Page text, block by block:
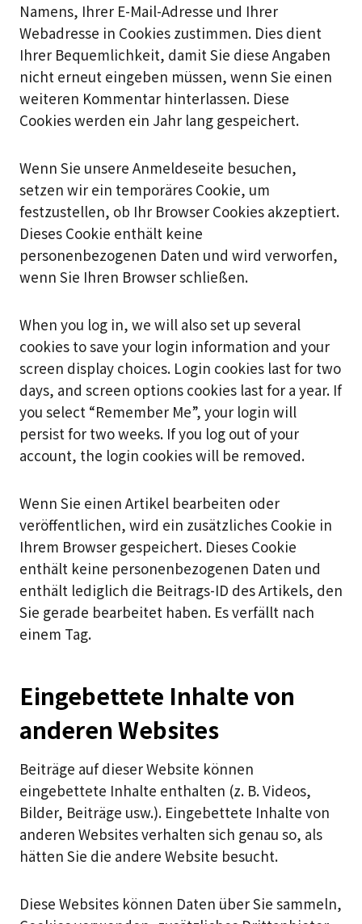
Namens, Ihrer E-Mail-Adresse und Ihrer
Webadresse in Cookies zustimmen. Dies dient
Ihrer Bequemlichkeit, damit Sie diese Angaben
nicht erneut eingeben müssen, wenn Sie einen
weiteren Kommentar hinterlassen. Diese
Cookies werden ein Jahr lang gespeichert.
Wenn Sie unsere Anmeldeseite besuchen,
setzen wir ein temporäres Cookie, um
festzustellen, ob Ihr Browser Cookies akzeptiert.
Dieses Cookie enthält keine
personenbezogenen Daten und wird verworfen,
wenn Sie Ihren Browser schließen.
When you log in, we will also set up several
cookies to save your login information and your
screen display choices. Login cookies last for two
days, and screen options cookies last for a year. If
you select “Remember Me”, your login will
persist for two weeks. If you log out of your
account, the login cookies will be removed.
Wenn Sie einen Artikel bearbeiten oder
veröffentlichen, wird ein zusätzliches Cookie in
Ihrem Browser gespeichert. Dieses Cookie
enthält keine personenbezogenen Daten und
enthält lediglich die Beitrags-ID des Artikels, den
Sie gerade bearbeitet haben. Es verfällt nach
einem Tag.
Eingebettete Inhalte von
anderen Websites
Beiträge auf dieser Website können
eingebettete Inhalte enthalten (z. B. Videos,
Bilder, Beiträge usw.). Eingebettete Inhalte von
anderen Websites verhalten sich genau so, als
hätten Sie die andere Website besucht.
Diese Websites können Daten über Sie sammeln,